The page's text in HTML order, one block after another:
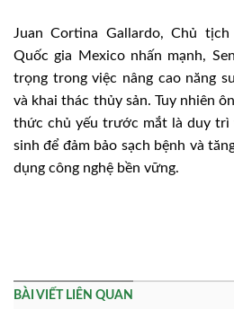
Juan Cortina Gallardo, Chủ
Quốc gia Mexico nhấn mạnh,
trọng trong việc nâng cao năng
và khai thác thủy sản. Tuy nhiên
thức chủ yếu trước mắt là duy trì
sinh để đảm bảo sạch bệnh và
dụng công nghệ bền vững.
BÀI VIẾT LIÊN QUAN